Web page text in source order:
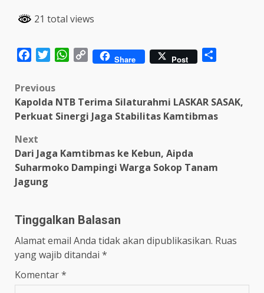
21 total views
FacebookTwitterWhatsApp
Copy Share Post
Post
navigation
Previous
Kapolda NTB Terima Silaturahmi LASKAR SASAK,
Perkuat Sinergi Jaga Stabilitas Kamtibmas
Next
Dari Jaga Kamtibmas ke Kebun, Aipda
Suharmoko Dampingi Warga Sokop Tanam
Jagung
Tinggalkan Balasan
Alamat email Anda tidak akan dipublikasikan. Ruas
yang wajib ditandai *
Komentar*